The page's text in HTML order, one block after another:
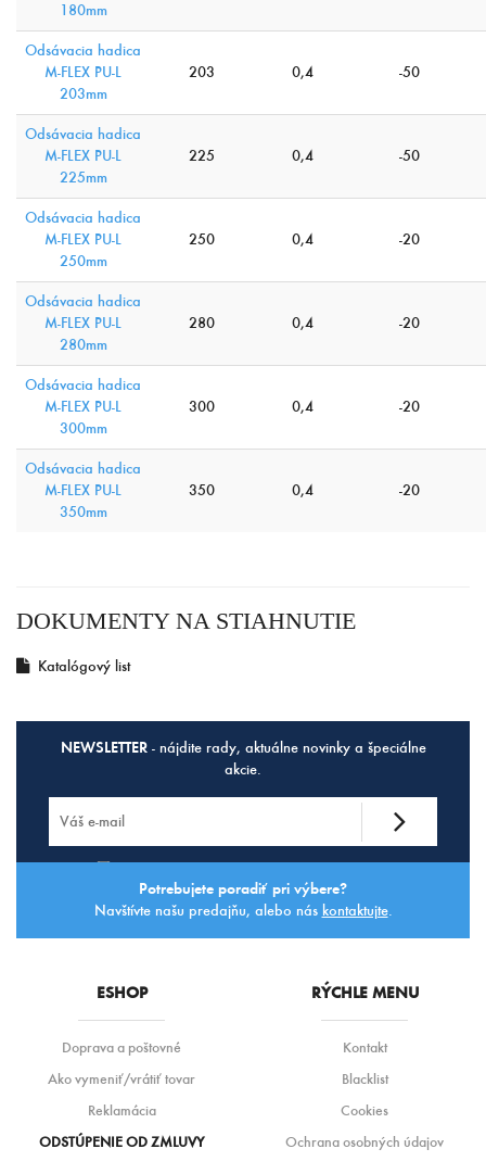
180mm
Odsávacia hadica
M-FLEX PU-L
203mm
203 0,4 -50
Odsávacia hadica
M-FLEX PU-L
225mm
225 0,4 -50
Odsávacia hadica
M-FLEX PU-L
250mm
250 0,4 -20
Odsávacia hadica
M-FLEX PU-L
280mm
280 0,4 -20
Odsávacia hadica
M-FLEX PU-L
300mm
300 0,4 -20
Odsávacia hadica
M-FLEX PU-L
350mm
350 0,4 -20
DOKUMENTY NA STIAHNUTIE
Katalógový list
NEWSLETTER- nájdite rady, aktuálne novinky a špeciálne
akcie.
Potrebujete poradiť pri výbere?
Navštívte našu predajňu, alebo nás kontaktujte.
ESHOP
Doprava a poštovné
Ako vymeniť/vrátiť tovar
Reklamácia
ODSTÚPENIE OD ZMLUVY
RÝCHLE MENU
Kontakt
Blacklist
Cookies
Ochrana osobných údajov